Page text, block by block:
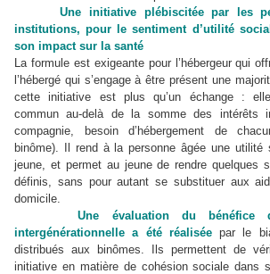
Une initiative plébiscitée par les
institutions, pour le sentiment d’utilité
son impact sur la santé
La formule est exigeante pour l’hébergeur qui
l’hébergé qui s’engage à être présent une
cette initiative est plus qu’un échange :
commun au-delà de la somme des intérêts
compagnie, besoin d’hébergement de
binôme). Il rend à la personne âgée une utilité
jeune, et permet au jeune de rendre quelques
définis, sans pour autant se substituer aux
domicile.
Une évaluation du bénéfice de
intergénérationnelle a été réaliséepar le
distribués aux binômes. Ils permettent de
initiative en matière de cohésion sociale dans